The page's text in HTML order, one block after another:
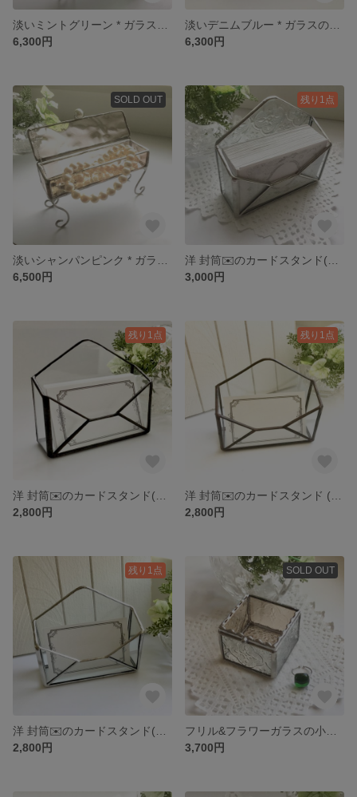
6,300円
6,300円
SOLD OUT
6,500円
残り1点
3,000円
残り1点
2,800円
残り1点
2,800円
残り1点
2,800円
SOLD OUT
3,700円